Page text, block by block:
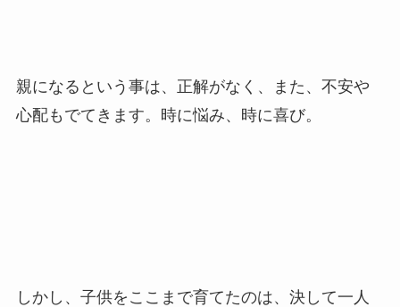
親になるという事は、正解がなく、また、不安や
心配もでてきます。時に悩み、時に喜び。
しかし、子供をここまで育てたのは、決して一人